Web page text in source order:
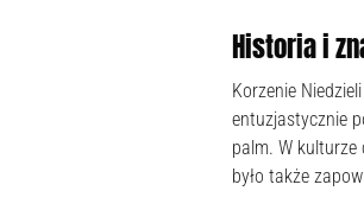
Historia i
Korzenie
entuzjastycznie
palm. W kulturze
było także